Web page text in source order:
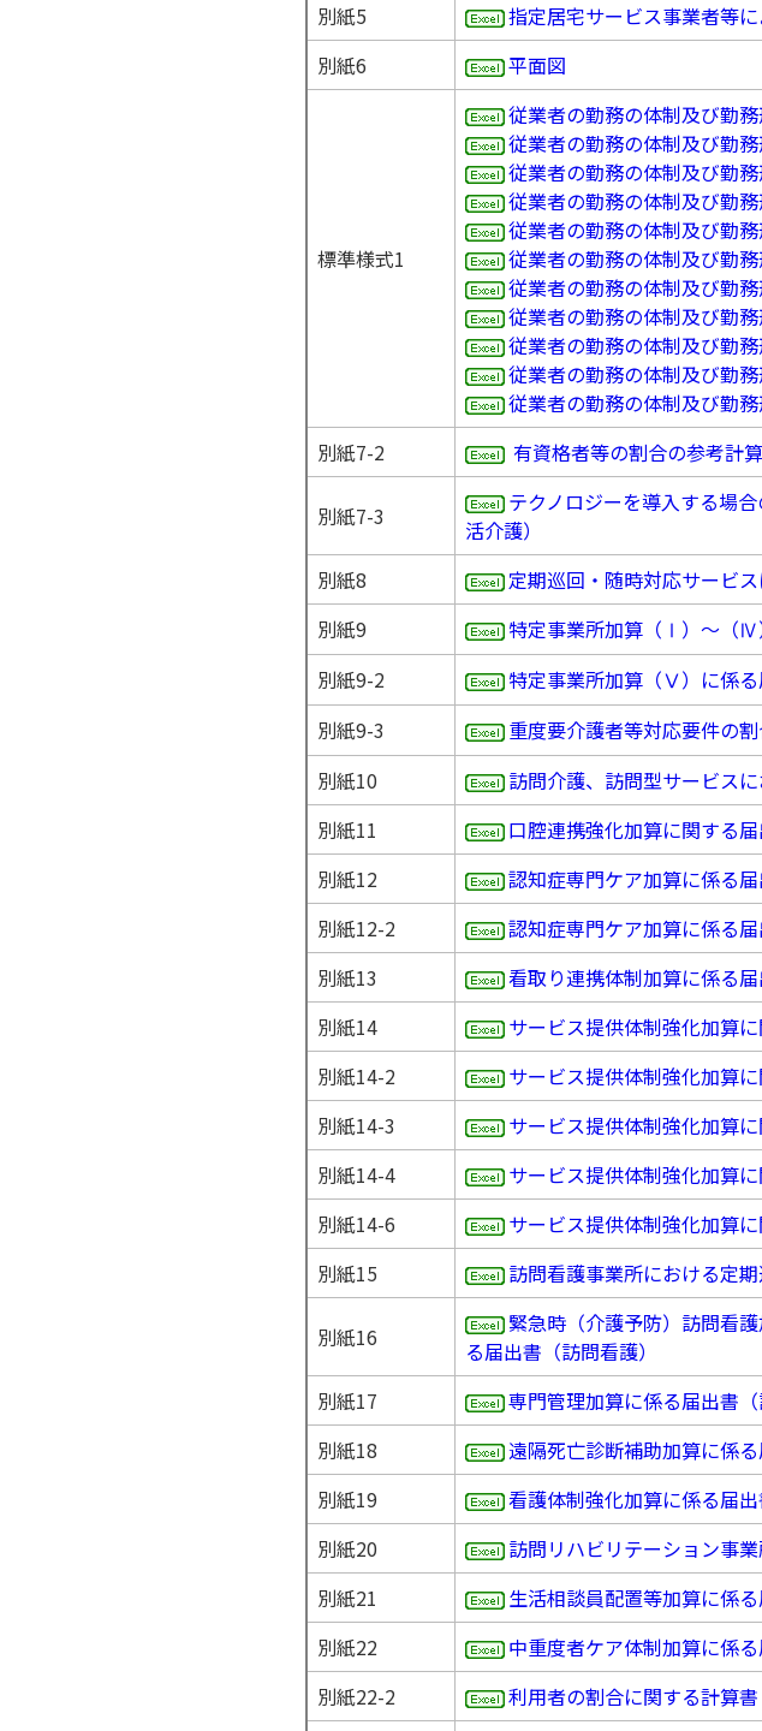
別紙5
指定居宅サービス事業者等
別紙6
平面図
標準様式1
従業者の勤務の体制及び勤務
従業者の勤務の体制及び勤
従業者の勤務の体制及び勤務
従業者の勤務の体制及び勤務
従業者の勤務の体制及び勤
従業者の勤務の体制及び勤
従業者の勤務の体制及び勤
従業者の勤務の体制及び勤
従業者の勤務の体制及び勤
従業者の勤務の体制及び勤務
従業者の勤務の体制及び勤務
別紙7-2
有資格者等の割合の参考計
別紙7-3
テクノロジーを導入する場
活介護）
別紙8
定期巡回・随時対応サービ
別紙9
特定事業所加算（Ⅰ）～（Ⅳ
別紙9-2
特定事業所加算（Ⅴ）に係る
別紙9-3
重度要介護者等対応要件の
別紙10
訪問介護、訪問型サービス
別紙11
口腔連携強化加算に関する
別紙12
認知症専門ケア加算に係る
別紙12-2
認知症専門ケア加算に係る
別紙13
看取り連携体制加算に係る
別紙14
サービス提供体制強化加算
別紙14-2
サービス提供体制強化加算
別紙14-3
サービス提供体制強化加算
別紙14-4
サービス提供体制強化加算
別紙14-6
サービス提供体制強化加算
別紙15
訪問看護事業所における定
別紙16
緊急時（介護予防）訪問看
る届出書（訪問看護）
別紙17
専門管理加算に係る届出書（
別紙18
遠隔死亡診断補助加算に係る
別紙19
看護体制強化加算に係る届出
別紙20
訪問リハビリテーション事
別紙21
生活相談員配置等加算に係
別紙22
中重度者ケア体制加算に係
別紙22-2
利用者の割合に関する計算書